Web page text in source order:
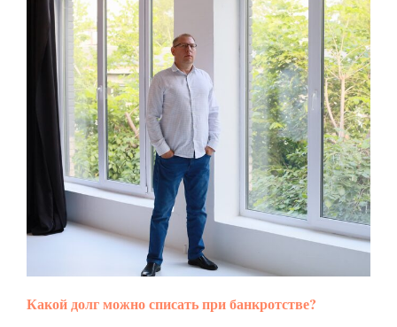
Какой долг можно списать при банкротстве?